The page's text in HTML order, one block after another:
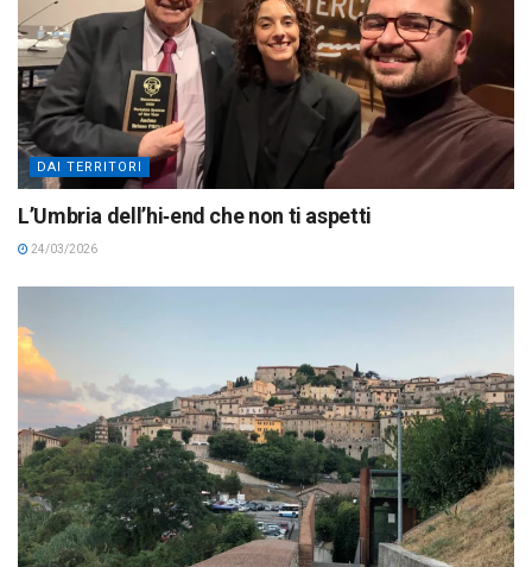
DAI TERRITORI
L’Umbria dell’hi‑end che non ti aspetti
24/03/2026